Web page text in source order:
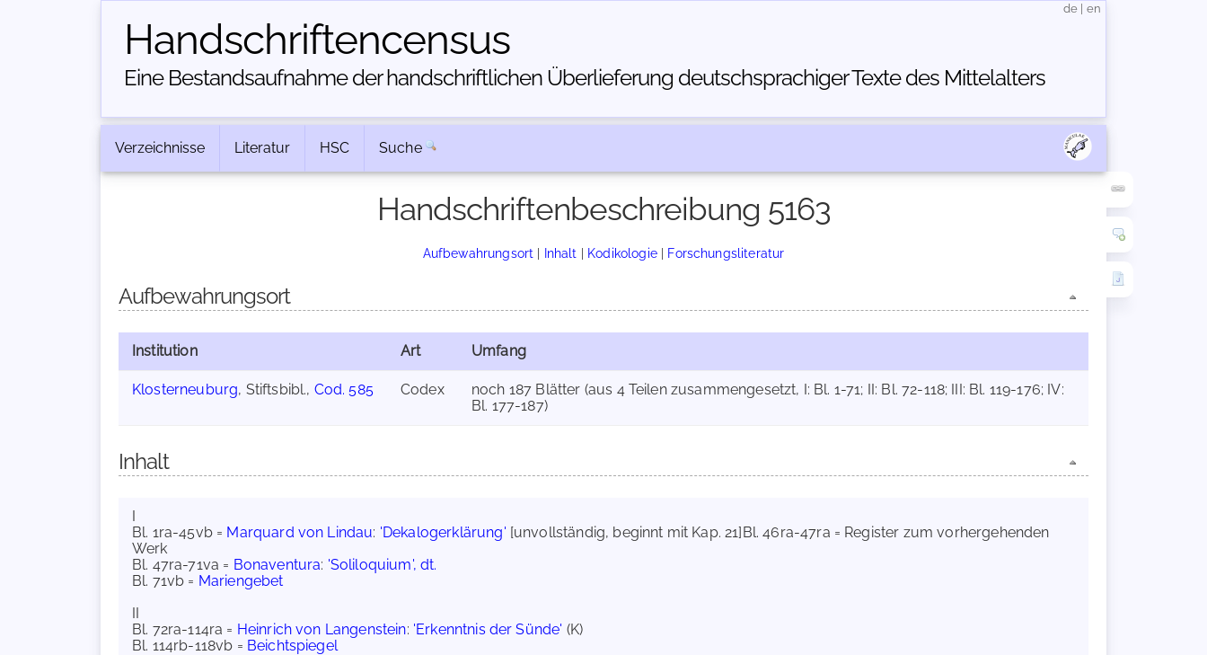
Handschriften­census
Eine Bestandsaufnahme der handschriftlichen Über­lieferung deutschsprachiger Texte des Mittelalters
de en
Verzeichnisse Literatur HSC Suche
Handschriftenbeschreibung 5163
Aufbewahrungsort | Inhalt | Kodikologie| Forschungsliteratur
Aufbewahrungsort
Institution Art Umfang
Klosterneuburg, Stiftsbibl., Cod. 585 Codex
noch 187 Blätter (aus 4 Teilen zusammengesetzt, I: Bl. 1-71; II: Bl. 72-118; III: Bl. 119-176; IV:
Bl. 177-187)
Inhalt
I
Bl. 1ra-45vb = Marquard von Lindau: 'Dekalogerklärung' [unvollständig, beginnt mit Kap. 21]Bl. 46ra-47ra = Register zum vorhergehenden
Werk
Bl. 47ra-71va = Bonaventura: 'Soliloquium', dt.
Bl. 71vb = Mariengebet
II
Bl. 72ra-114ra = Heinrich von Langenstein: 'Erkenntnis der Sünde' (K)
Bl. 114rb-118vb = Beichtspiegel